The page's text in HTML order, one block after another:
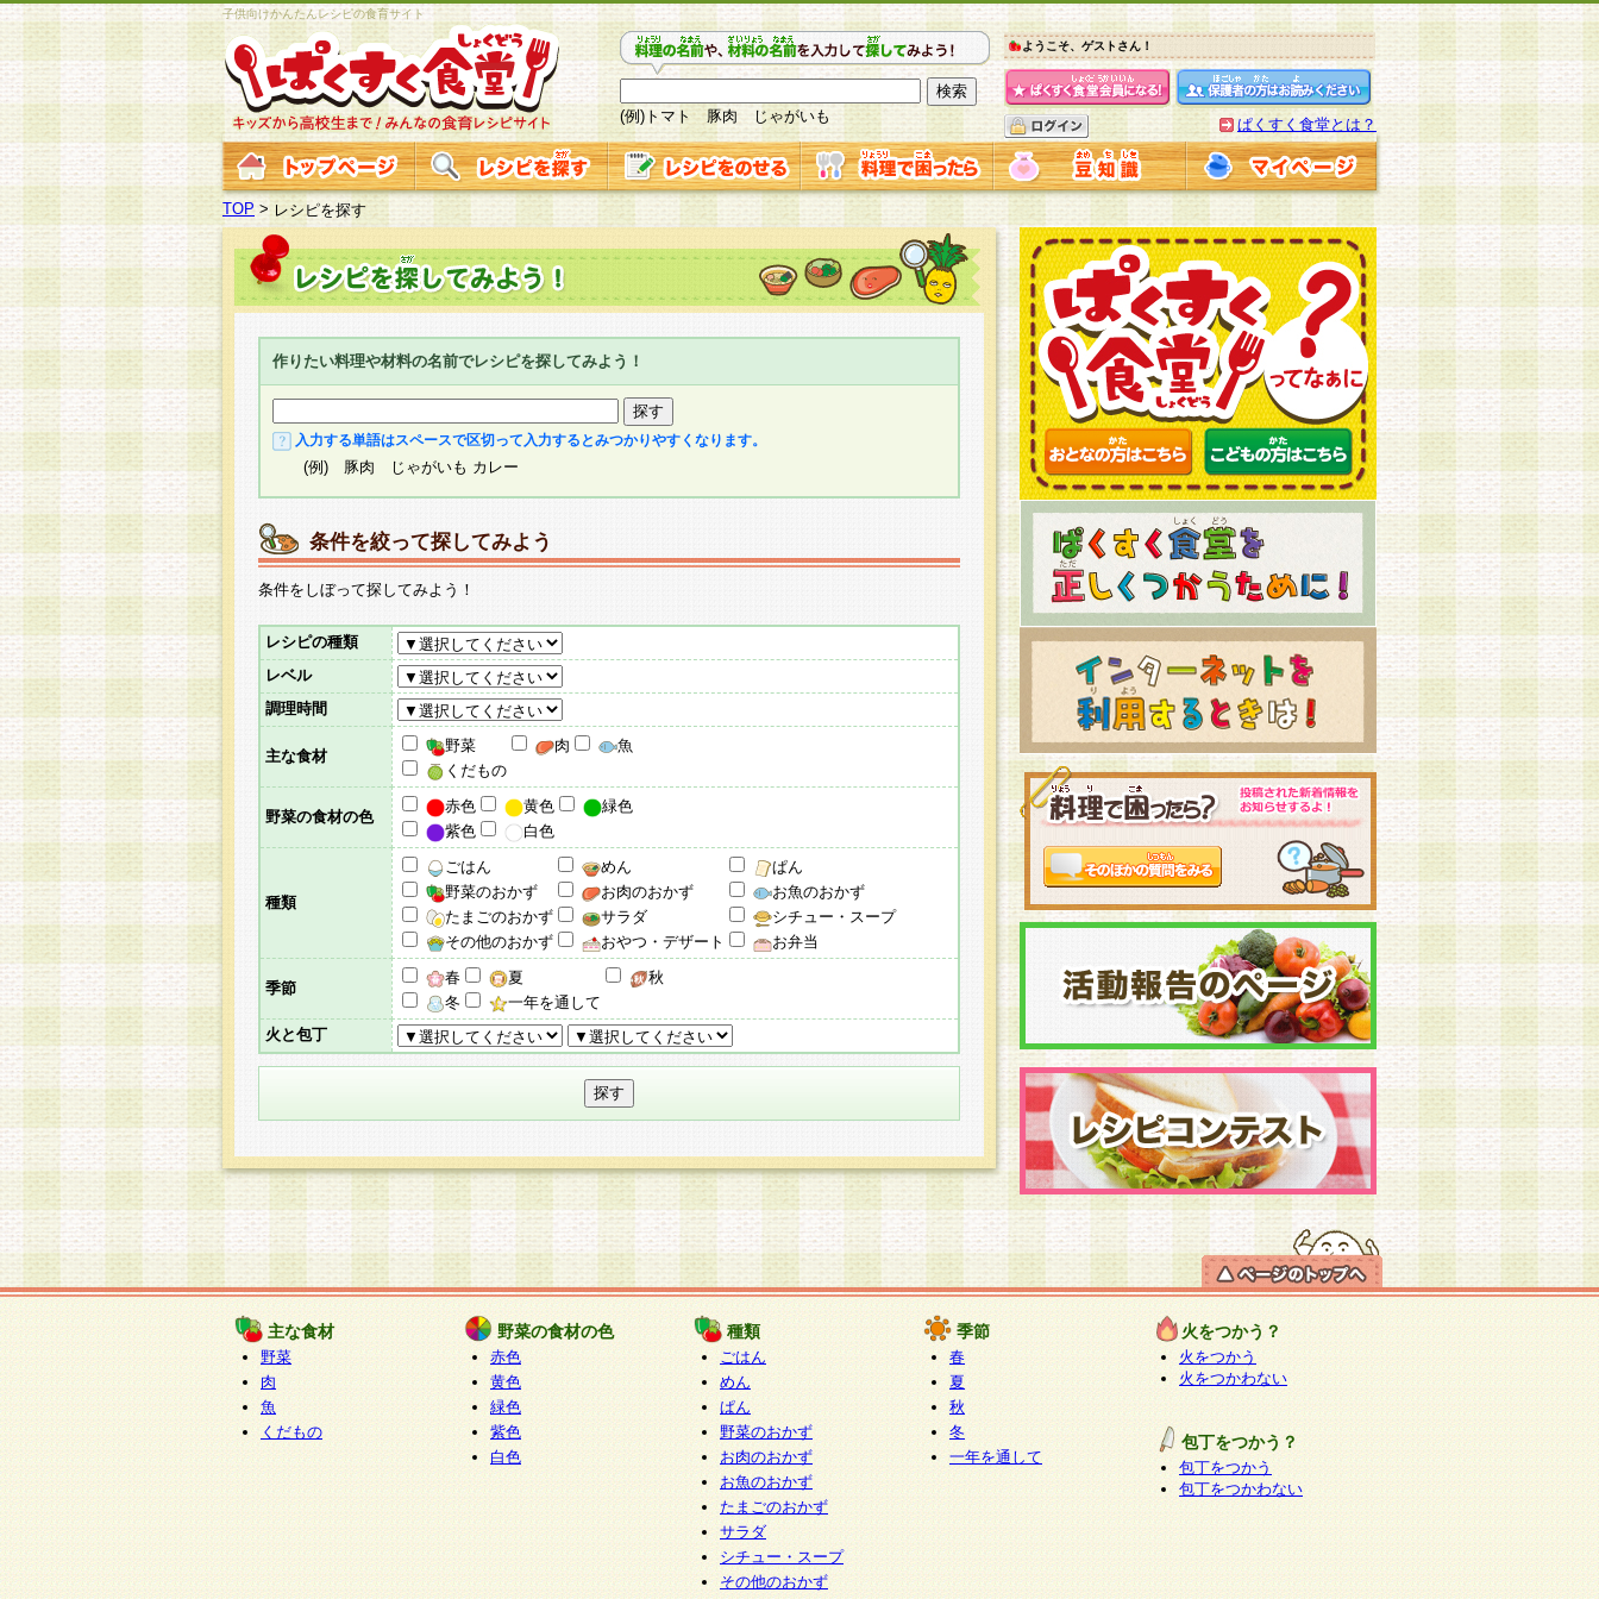
子供向けかんたんレシピの食育サイト
(例)トマト 豚肉 じゃがいも
ようこそ、ゲストさん！
ぱくすく食堂とは？
TOP >レシピを探す
作りたい料理や材料の名前でレシピを探してみよう！
入力する単語はスペースで区切って入力するとみつかりやすくなります。
(例) 豚肉 じゃがいも カレー
条件を絞って探してみよう
条件をしぼって探してみよう！
レシピの種類
レベル
調理時間
主な食材
野菜 肉
魚
くだもの
野菜の食材の色
赤色 黄色
緑色
紫色
白色
種類
ごはん めん
ぱん
野菜のおかず
お肉のおかず
お魚のおかず
たまごのおかず
サラダ
シチュー・スープ
その他のおかず
おやつ・デザート お弁当
季節
春 夏
秋
冬
一年を通して
火と包丁
主な食材
野菜
肉
魚
くだもの
野菜の食材の色
赤色
黄色
緑色
紫色
白色
種類
ごはん
めん
ぱん
野菜のおかず
お肉のおかず
お魚のおかず
たまごのおかず
サラダ
シチュー・スープ
その他のおかず
季節
春
夏
秋
冬
一年を通して
火をつかう？
火をつかう
火をつかわない
包丁をつかう？
包丁をつかう
包丁をつかわない